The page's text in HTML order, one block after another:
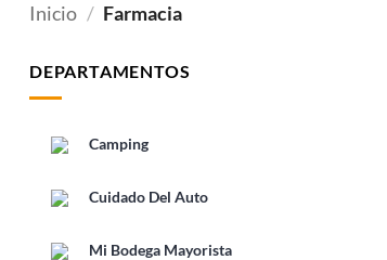
Inicio / Farmacia
DEPARTAMENTOS
Camping
Cuidado Del Auto
Mi Bodega Mayorista